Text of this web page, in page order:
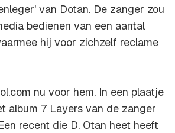
van Dotan. De zanger zou
bedienen van een aantal
hij voor zichzelf reclame
nu voor hem. In een plaatje
album 7 Layers van de zanger
recent die D. Otan heet heeft